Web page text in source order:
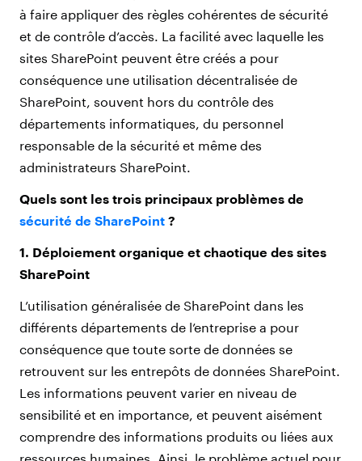
à faire appliquer des règles cohérentes de sécurité
et de contrôle d’accès. La facilité avec laquelle les
sites SharePoint peuvent être créés a pour
conséquence une utilisation décentralisée de
SharePoint, souvent hors du contrôle des
départements informatiques, du personnel
responsable de la sécurité et même des
administrateurs SharePoint.
Quels sont les trois principaux problèmes de
sécurité de SharePoint ?
1. Déploiement organique et chaotique des sites
SharePoint
L’utilisation généralisée de SharePoint dans les
différents départements de l’entreprise a pour
conséquence que toute sorte de données se
retrouvent sur les entrepôts de données SharePoint.
Les informations peuvent varier en niveau de
sensibilité et en importance, et peuvent aisément
comprendre des informations produits ou liées aux
ressources humaines. Ainsi, le problème actuel pour